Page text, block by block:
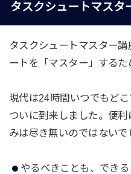
タスクシュートマスタ
タスクシュートマスター
ートを「マスター」するた
現代は24時間いつでもど
ついに到来しました。便
みは尽き無いのではないで
やるべきことも、でき